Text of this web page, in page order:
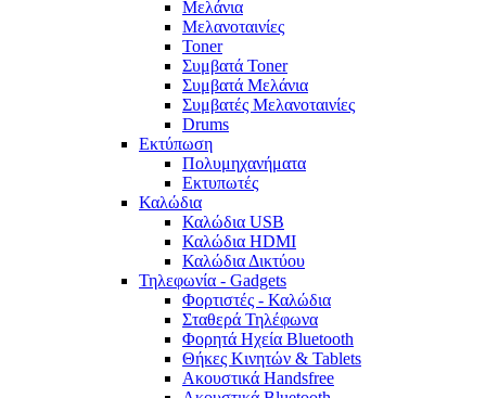
Μελάνια
Μελανοταινίες
Toner
Συμβατά Toner
Συμβατά Μελάνια
Συμβατές Μελανοταινίες
Drums
Εκτύπωση
Πολυμηχανήματα
Εκτυπωτές
Καλώδια
Καλώδια USB
Καλώδια HDMI
Καλώδια Δικτύου
Τηλεφωνία - Gadgets
Φορτιστές - Καλώδια
Σταθερά Τηλέφωνα
Φορητά Ηχεία Bluetooth
Θήκες Κινητών & Tablets
Ακουστικά Handsfree